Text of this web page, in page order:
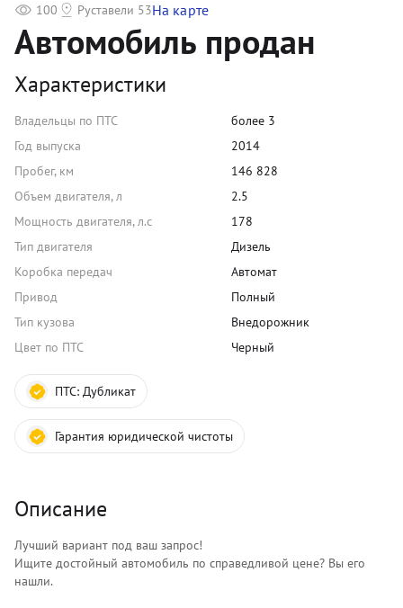
Автомобиль продан
Характеристики
Владельцы по ПТС
более 3
Год выпуска
2014
Пробег, км
146 828
Объем двигателя, л
2.5
Мощность двигателя, л.с
178
Тип двигателя
Дизель
Коробка передач
Автомат
Привод
Полный
Тип кузова
Внедорожник
Цвет по ПТС
Черный
ПТС: Дубликат
Гарантия юридической чистоты
Описание
Лучший вариант под ваш запрос!
Ищите достойный автомобиль по справедливой цене? Вы его
нашли.
100 Руставели 53На карте